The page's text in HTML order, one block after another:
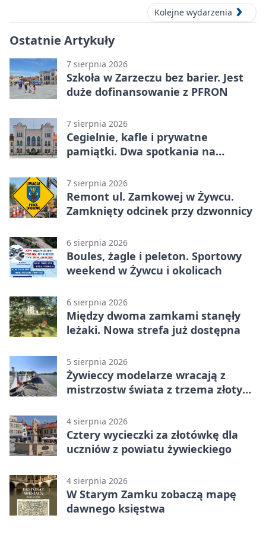
Kolejne wydarzenia
Ostatnie Artykuły
7 sierpnia 2026
Szkoła w Zarzeczu bez barier. Jest
duże dofinansowanie z PFRON
7 sierpnia 2026
Cegielnie, kafle i prywatne
pamiątki. Dwa spotkania na
7 sierpnia 2026
Remont ul. Zamkowej w Żywcu.
Zamknięty odcinek przy dzwonnicy
6 sierpnia 2026
Boules, żagle i peleton. Sportowy
weekend w Żywcu i okolicach
6 sierpnia 2026
Między dwoma zamkami stanęły
leżaki. Nowa strefa już dostępna
5 sierpnia 2026
Żywieccy modelarze wracają z
mistrzostw świata z trzema złotymi
4 sierpnia 2026
Cztery wycieczki za złotówkę dla
uczniów z powiatu żywieckiego
4 sierpnia 2026
W Starym Zamku zobaczą mapę
dawnego księstwa